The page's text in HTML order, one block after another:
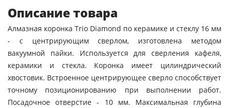
Описание товара
Алмазная коронка Trio Diamond по керамике и стеклу 16 мм
- с центрирующим сверлом, изготовлена методом
вакуумной пайки. Используется для сверления кафеля,
керамики и стекла. Коронка имеет цилиндрический
хвостовик. Встроенное центрирующее сверло способствует
точному позиционированию при выполнении работ.
Посадочное отверстие - 10 мм. Максимальная глубина